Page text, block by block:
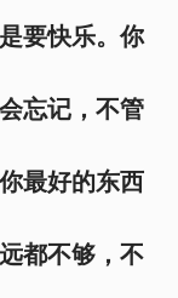
要快乐。你
忘记，不管
最好的东西
都不够，不